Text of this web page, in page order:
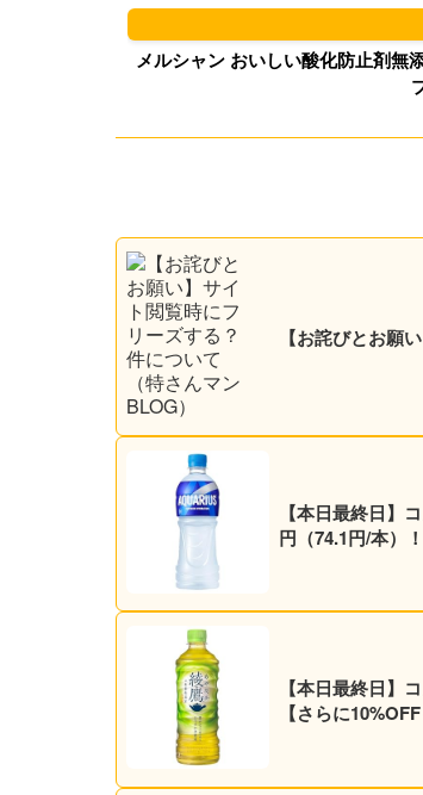
メルシャン おいしい酸化防止剤無
【お詫びとお願
【本日最終日】
円（74.1円/本）
【本日最終日】
【さらに10%OFF